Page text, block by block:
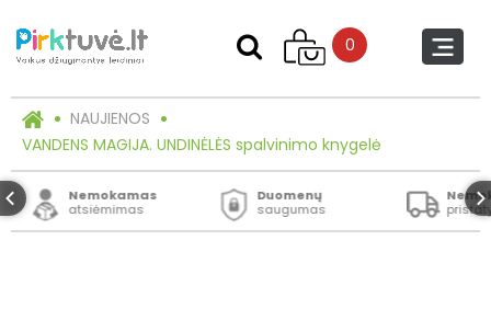
0
NAUJIENOS
VANDENS MAGIJA. UNDINĖLĖS spalvinimo knygelė
Nemokamas
atsiėmimas
Duomenų
saugumas